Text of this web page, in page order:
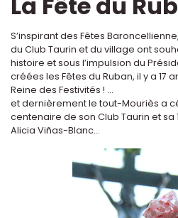
S’inspirant des Fêtes
du Club Taurin et du village ont
histoire et sous l’impulsion du
créées les Fêtes du Ruban, il y a 17
Reine des Festivités ! ...
et dernièrement le tout-Mouriès a
centenaire de son Club Taurin et sa
Alicia Viñas-Blanc...